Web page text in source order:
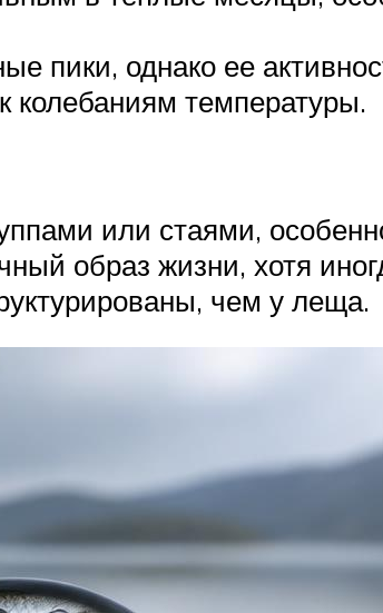
пики, однако ее
колебаниям температуры.
или стаями,
образ жизни, хотя
чем у леща.